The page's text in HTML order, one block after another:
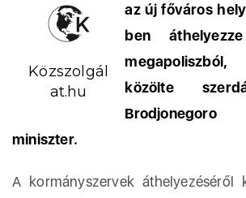
Közszolgál
at.hu
az új főváros
ben
közölte
miniszter.
A kormányszervek